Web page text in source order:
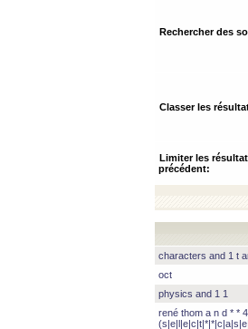
Rechercher des
Classer les
Limiter les
précédent:
characters and 1 t
oct
physics and 1 1
rené thom a n d * *